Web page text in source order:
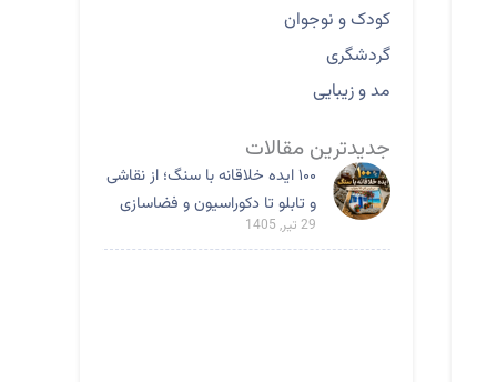
کودک و نوجوان
گردشگری
مد و زیبایی
جدیدترین مقالات
۱۰۰ ایده خلاقانه با سنگ؛ از نقاشی
و تابلو تا دکوراسیون و فضاسازی
29 تیر, 1405